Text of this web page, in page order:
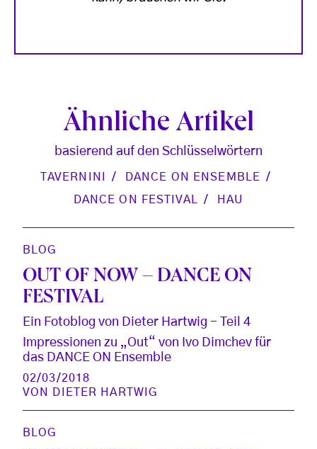
Ähnliche Artikel
basierend auf den Schlüsselwörtern
TAVERNINI
DANCE ON ENSEMBLE
DANCE ON FESTIVAL
HAU
BLOG
OUT OF NOW – DANCE ON
FESTIVAL
Ein Fotoblog von Dieter Hartwig - Teil 4
Impressionen zu „Out“ von Ivo Dimchev für
das DANCE ON Ensemble
02/03/2018
VON
DIETER HARTWIG
BLOG